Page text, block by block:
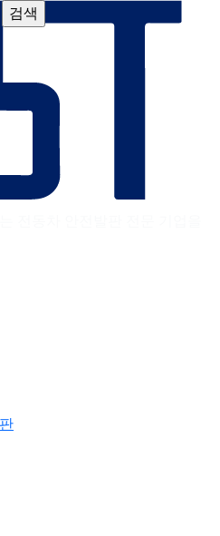
전동차 안전발판 전문 기업을